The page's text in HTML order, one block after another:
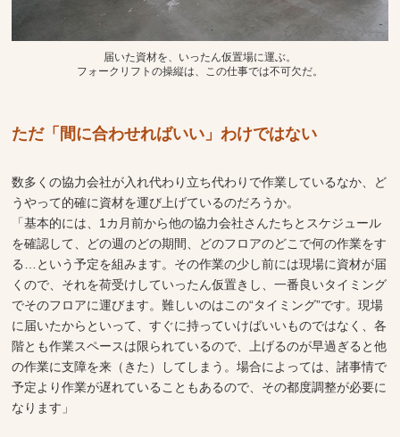
届いた資材を、いったん仮置場に運ぶ。
フォークリフトの操縦は、この仕事では不可欠だ。
ただ「間に合わせればいい」わけではない
数多くの協力会社が入れ代わり立ち代わりで作業しているなか、ど
うやって的確に資材を運び上げているのだろうか。
「基本的には、1カ月前から他の協力会社さんたちとスケジュール
を確認して、どの週のどの期間、どのフロアのどこで何の作業をす
る…という予定を組みます。その作業の少し前には現場に資材が届
くので、それを荷受けしていったん仮置きし、一番良いタイミング
でそのフロアに運びます。難しいのはこの“タイミング”です。現場
に届いたからといって、すぐに持っていけばいいものではなく、各
階とも作業スペースは限られているので、上げるのが早過ぎると他
の作業に支障を来（きた）してしまう。場合によっては、諸事情で
予定より作業が遅れていることもあるので、その都度調整が必要に
なります」